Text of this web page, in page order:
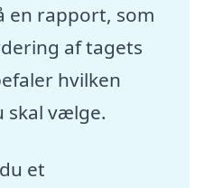
en rapport, som
af tagets
hvilken
skal vælge.
et